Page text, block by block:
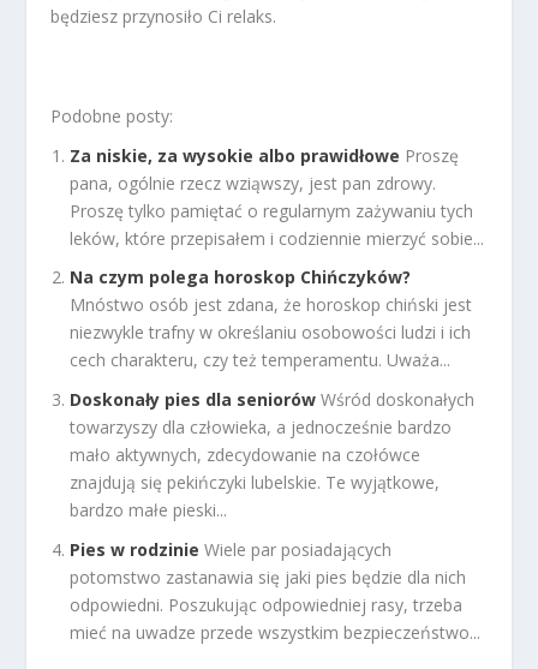
będziesz przynosiło Ci relaks.
Podobne posty:
Za niskie, za wysokie albo prawidłowe Proszę
pana, ogólnie rzecz wziąwszy, jest pan zdrowy.
Proszę tylko pamiętać o regularnym zażywaniu tych
leków, które przepisałem i codziennie mierzyć sobie...
Na czym polega horoskop Chińczyków?
Mnóstwo osób jest zdana, że horoskop chiński jest
niezwykle trafny w określaniu osobowości ludzi i ich
cech charakteru, czy też temperamentu. Uważa...
Doskonały pies dla seniorów Wśród doskonałych
towarzyszy dla człowieka, a jednocześnie bardzo
mało aktywnych, zdecydowanie na czołówce
znajdują się pekińczyki lubelskie. Te wyjątkowe,
bardzo małe pieski...
Pies w rodzinie Wiele par posiadających
potomstwo zastanawia się jaki pies będzie dla nich
odpowiedni. Poszukując odpowiedniej rasy, trzeba
mieć na uwadze przede wszystkim bezpieczeństwo...